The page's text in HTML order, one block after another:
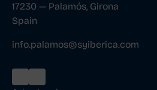
17230 — Palamós, Girona
Spain
info.palamos@syiberica.com